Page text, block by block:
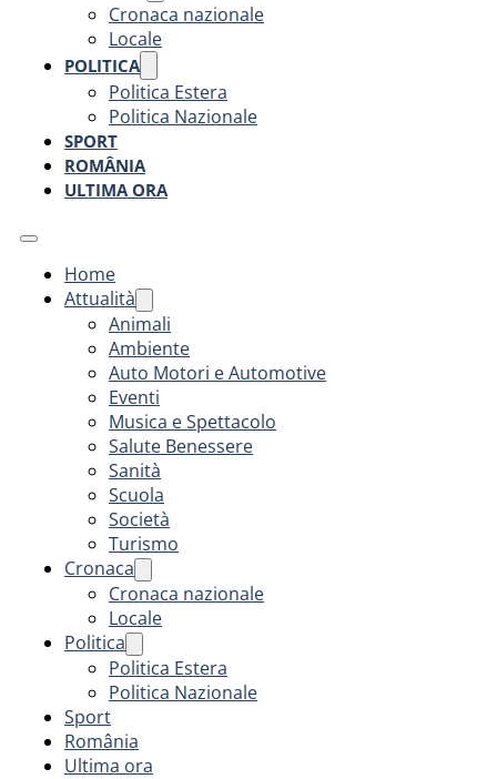
Cronaca nazionale
Locale
POLITICA
Politica Estera
Politica Nazionale
SPORT
ROMÂNIA
ULTIMA ORA
Home
Attualità
Animali
Ambiente
Auto Motori e Automotive
Eventi
Musica e Spettacolo
Salute Benessere
Sanità
Scuola
Società
Turismo
Cronaca
Cronaca nazionale
Locale
Politica
Politica Estera
Politica Nazionale
Sport
România
Ultima ora